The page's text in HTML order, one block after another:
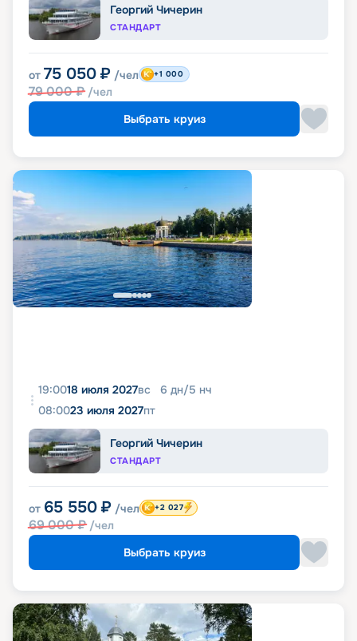
Георгий Чичерин
СТАНДАРТ
от 75 050 ₽ /чел
79 000₽ /чел
+1 000
Выбрать круиз
19:0018 июля 2027вс 6 дн/5 нч
08:0023 июля 2027пт
Георгий Чичерин
СТАНДАРТ
от 65 550 ₽ /чел
69 000₽ /чел
+2 027
Выбрать круиз